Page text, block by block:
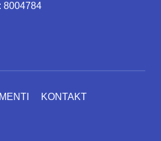
8004784
KONTAKT